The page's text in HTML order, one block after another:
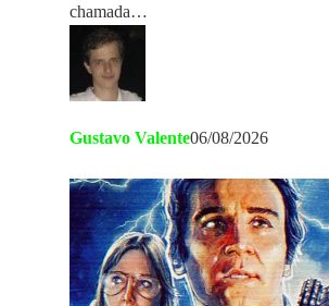
chamada…
Gustavo Valente06/08/2026